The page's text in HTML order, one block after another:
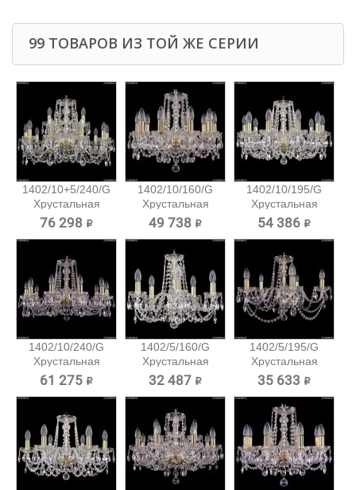
99 ТОВАРОВ ИЗ ТОЙ ЖЕ СЕРИИ
1402/10+5/240/G
Хрустальная
подвесная...
76 298 ₽
1402/10/160/G
Хрустальная
подвесная...
49 738 ₽
1402/10/195/G
Хрустальная
подвесная...
54 386 ₽
1402/10/240/G
Хрустальная
подвесная...
61 275 ₽
1402/5/160/G
Хрустальная
подвесная...
32 487 ₽
1402/5/195/G
Хрустальная
подвесная...
35 633 ₽